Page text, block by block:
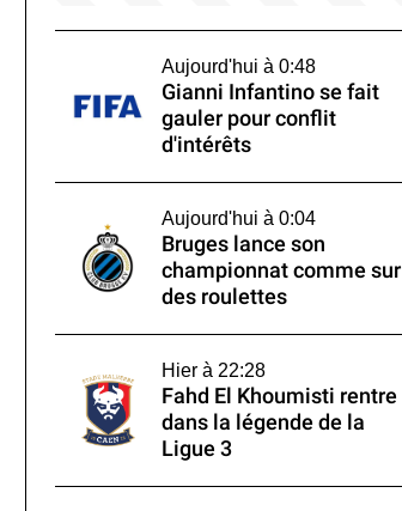
Aujourd'hui à 0:48
Gianni Infantino se fait
gauler pour conflit
d'intérêts
Aujourd'hui à 0:04
Bruges lance son
championnat comme sur
des roulettes
Hier à 22:28
Fahd El Khoumisti rentre
dans la légende de la
Ligue 3